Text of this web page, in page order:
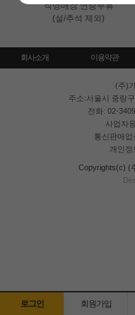
직영매장 연중무휴
(설/추석 제외)
회사소개 이용약관
(주)
주소:서울시 중랑
전화: 02-
사업자
통신판매업
개인정
Copyrights(c) (
로그인 회원가입